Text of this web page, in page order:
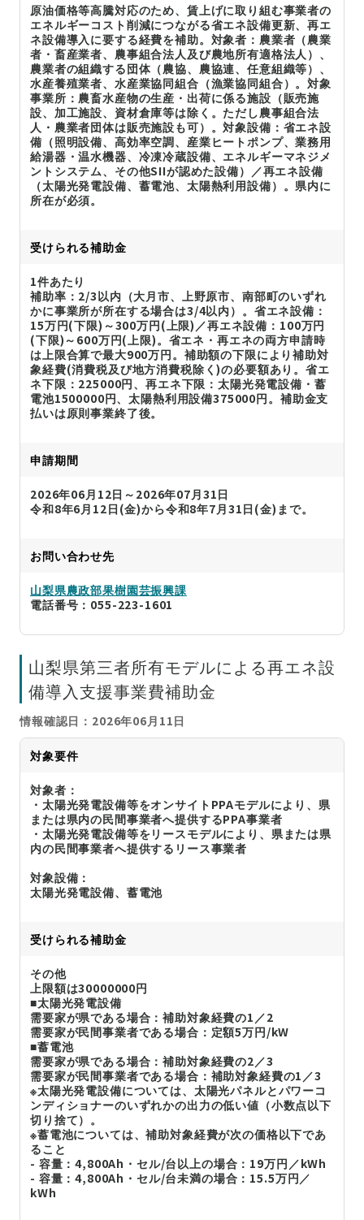
原油価格等高騰対応のため、賃上げに取り組む事業者の
エネルギーコスト削減につながる省エネ設備更新、再エ
ネ設備導入に要する経費を補助。対象者：農業者（農業
者・畜産業者、農事組合法人及び農地所有適格法人）、
農業者の組織する団体（農協、農協連、任意組織等）、
水産養殖業者、水産業協同組合（漁業協同組合）。対象
事業所：農畜水産物の生産・出荷に係る施設（販売施
設、加工施設、資材倉庫等は除く。ただし農事組合法
人・農業者団体は販売施設も可）。対象設備：省エネ設
備（照明設備、高効率空調、産業ヒートポンプ、業務用
給湯器・温水機器、冷凍冷蔵設備、エネルギーマネジメ
ントシステム、その他SIIが認めた設備）／再エネ設備
（太陽光発電設備、蓄電池、太陽熱利用設備）。県内に
所在が必須。
受けられる補助金
1件あたり
補助率：2/3以内（大月市、上野原市、南部町のいずれ
かに事業所が所在する場合は3/4以内）。省エネ設備：
15万円(下限)～300万円(上限)／再エネ設備：100万円
(下限)～600万円(上限)。省エネ・再エネの両方申請時
は上限合算で最大900万円。補助額の下限により補助対
象経費(消費税及び地方消費税除く)の必要額あり。省エ
ネ下限：225000円、再エネ下限：太陽光発電設備・蓄
電池1500000円、太陽熱利用設備375000円。補助金支
払いは原則事業終了後。
申請期間
2026年06月12日～2026年07月31日
令和8年6月12日(金)から令和8年7月31日(金)まで。
お問い合わせ先
山梨県農政部果樹園芸振興課
電話番号：055-223-1601
山梨県第三者所有モデルによる再エネ設
備導入支援事業費補助金
情報確認日：2026年06月11日
対象要件
対象者：
・太陽光発電設備等をオンサイトPPAモデルにより、県
または県内の民間事業者へ提供するPPA事業者
・太陽光発電設備等をリースモデルにより、県または県
内の民間事業者へ提供するリース事業者
対象設備：
太陽光発電設備、蓄電池
受けられる補助金
その他
上限額は30000000円
■太陽光発電設備
需要家が県である場合：補助対象経費の1／2
需要家が民間事業者である場合：定額5万円/kW
■蓄電池
需要家が県である場合：補助対象経費の2／3
需要家が民間事業者である場合：補助対象経費の1／3
※太陽光発電設備については、太陽光パネルとパワーコ
ンディショナーのいずれかの出力の低い値（小数点以下
切り捨て）。
※蓄電池については、補助対象経費が次の価格以下であ
ること
- 容量：4,800Ah・セル/台以上の場合：19万円／kWh
- 容量：4,800Ah・セル/台未満の場合：15.5万円／
kWh